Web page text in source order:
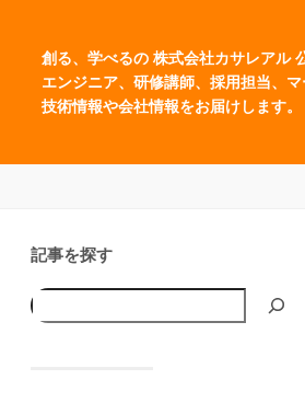
創る、学べるの 株式会社カサレアル
エンジニア、研修講師、採用担当、マ
技術情報や会社情報をお届けします。
記事を探す